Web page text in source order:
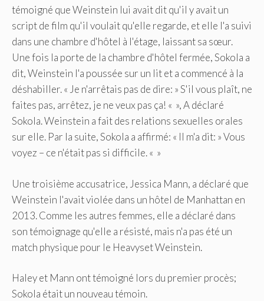
témoigné que Weinstein lui avait dit qu'il y avait un
script de film qu'il voulait qu'elle regarde, et elle l'a suivi
dans une chambre d'hôtel à l'étage, laissant sa sœur.
Une fois la porte de la chambre d'hôtel fermée, Sokola a
dit, Weinstein l'a poussée sur un lit et a commencé à la
déshabiller. « Je n'arrêtais pas de dire: » S'il vous plaît, ne
faites pas, arrêtez, je ne veux pas ça! « », A déclaré
Sokola. Weinstein a fait des relations sexuelles orales
sur elle. Par la suite, Sokola a affirmé: « Il m'a dit: » Vous
voyez – ce n'était pas si difficile. « »
Une troisième accusatrice, Jessica Mann, a déclaré que
Weinstein l'avait violée dans un hôtel de Manhattan en
2013. Comme les autres femmes, elle a déclaré dans
son témoignage qu'elle a résisté, mais n'a pas été un
match physique pour le Heavyset Weinstein.
Haley et Mann ont témoigné lors du premier procès;
Sokola était un nouveau témoin.